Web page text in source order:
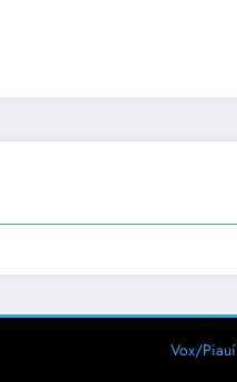
Vox/Piauí